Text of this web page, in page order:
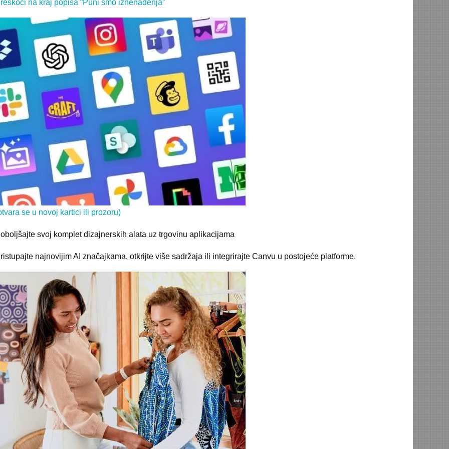
na kraj popisa “Puni smo iznenađenja”
se u novoj kartici ili prozoru)
svoj komplet dizajnerskih alata uz trgovinu aplikacijama
najnovijim AI značajkama, otkrijte više sadržaja ili integrirajte Canvu u postojeće platforme.